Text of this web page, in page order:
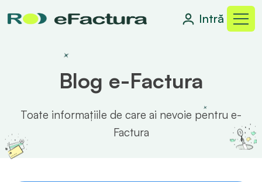
Intră
Blog e-Factura
Toate informațiile de care ai nevoie pentru e-
Factura